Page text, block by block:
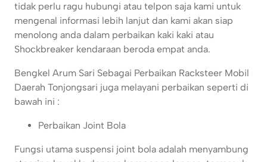
tidak perlu ragu hubungi atau telpon saja kami untuk
mengenal informasi lebih lanjut dan kami akan siap
menolong anda dalam perbaikan kaki kaki atau
Shockbreaker kendaraan beroda empat anda.
Bengkel Arum Sari Sebagai Perbaikan Racksteer Mobil
Daerah Tonjongsari juga melayani perbaikan seperti di
bawah ini :
Perbaikan Joint Bola
Fungsi utama suspensi joint bola adalah menyambung